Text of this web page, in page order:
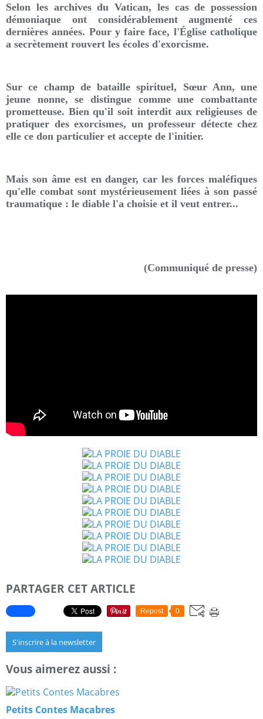
Selon les archives du Vatican, les cas de possession
démoniaque ont considérablement augmenté ces
dernières années. Pour y faire face, l'Église catholique
a secrètement rouvert les écoles d'exorcisme.
Sur ce champ de bataille spirituel, Sœur Ann, une
jeune nonne, se distingue comme une combattante
prometteuse. Bien qu'il soit interdit aux religieuses de
pratiquer des exorcismes, un professeur détecte chez
elle ce don particulier et accepte de l'initier.
Mais son âme est en danger, car les forces maléfiques
qu'elle combat sont mystérieusement liées à son passé
traumatique : le diable l'a choisie et il veut entrer...
(Communiqué de presse)
PARTAGER CET ARTICLE
Repost 0
S'inscrire à la newsletter
Vous aimerez aussi :
Petits Contes Macabres